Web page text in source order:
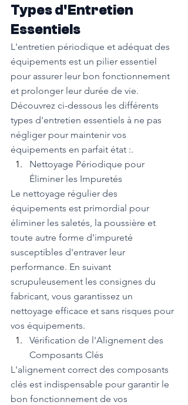
Types d'Entretien
Essentiels
L'entretien périodique et adéquat des
équipements est un pilier essentiel
pour assurer leur bon fonctionnement
et prolonger leur durée de vie.
Découvrez ci-dessous les différents
types d'entretien essentiels à ne pas
négliger pour maintenir vos
équipements en parfait état :.
Nettoyage Périodique pour
Éliminer les Impuretés
Le nettoyage régulier des
équipements est primordial pour
éliminer les saletés, la poussière et
toute autre forme d'impureté
susceptibles d'entraver leur
performance. En suivant
scrupuleusement les consignes du
fabricant, vous garantissez un
nettoyage efficace et sans risques pour
vos équipements.
Vérification de l'Alignement des
Composants Clés
L'alignement correct des composants
clés est indispensable pour garantir le
bon fonctionnement de vos